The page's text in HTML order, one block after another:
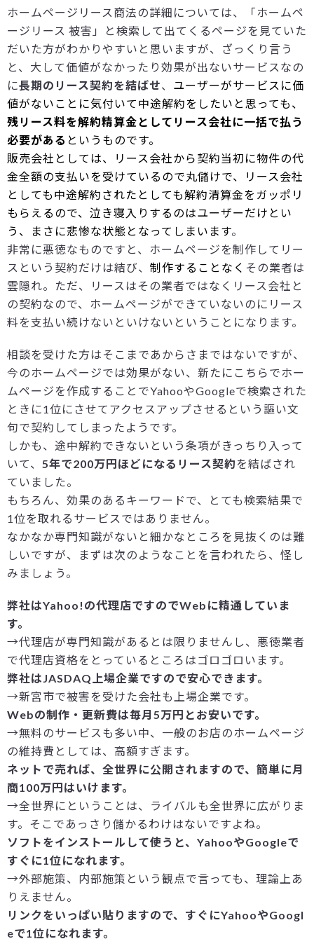
ホームページリース商法の詳細については、「ホームペ
ージリース 被害」と検索して出てくるページを見ていた
だいた方がわかりやすいと思いますが、ざっくり言う
と、大して価値がなかったり効果が出ないサービスなの
に長期のリース契約を結ばせ、 ユーザーがサービスに価
値がないことに気付いて中途解約をしたいと思っても、
残リース料を解約精算金としてリース会社に一括で払う
必要がある というものです。
販売会社としては、リース会社から契約当初に物件の代
金全額の支払いを受けているので丸儲けで、リース会社
としても中途解約されたとしても解約清算金をガッポリ
もらえるので、泣き寝入りするのはユーザーだけとい
う、まさに悲惨な状態となってしまいます。
非常に悪徳なものですと、ホームページを制作してリー
スという契約だけは結び、 制作することなく その業者は
雲隠れ。ただ、リースはその業者ではなくリース会社と
の契約なので、ホームページができていないのにリース
料を支払い続けないといけないということになります。
相談を受けた方はそこまであからさまではないですが、
今のホームページでは効果がない、新たにこちらでホー
ムページを作成することでYahooやGoogleで検索された
ときに1位にさせてアクセスアップさせるという謳い文
句で契約してしまったようです。
しかも、途中解約できないという条項がきっちり入って
いて、 5年で200万円ほどになるリース契約 を結ばされ
ていました。
もちろん、効果のあるキーワードで、とても検索結果で
1位を取れるサービスではありません。
なかなか専門知識がないと細かなところを見抜くのは難
しいですが、まずは次のようなことを言われたら、怪し
みましょう。
弊社はYahoo!の代理店ですのでWebに精通していま
す。
→代理店が専門知識があるとは限りませんし、悪徳業者
で代理店資格をとっているところはゴロゴロいます。
弊社はJASDAQ上場企業ですので安心できます。
→新宮市で被害を受けた会社も上場企業です。
Webの制作・更新費は毎月5万円とお安いです。
→無料のサービスも多い中、一般のお店のホームページ
の維持費としては、高額すぎます。
ネットで売れば、全世界に公開されますので、簡単に月
商100万円はいけます。
→全世界にということは、ライバルも全世界に広がりま
す。そこであっさり儲かるわけはないですよね。
ソフトをインストールして使うと、YahooやGoogleで
すぐに1位になれます。
→外部施策、内部施策という観点で言っても、理論上あ
りえません。
リンクをいっぱい貼りますので、すぐにYahooやGoogl
eで1位になれます。